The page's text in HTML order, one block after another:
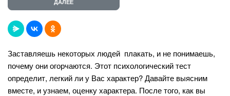
Заставляешь некоторых людей плакать, и не понимаешь,
почему они огорчаются. Этот психологический тест
определит, легкий ли у Вас характер? Давайте выясним
вместе, и узнаем, оценку характера. После того, как вы